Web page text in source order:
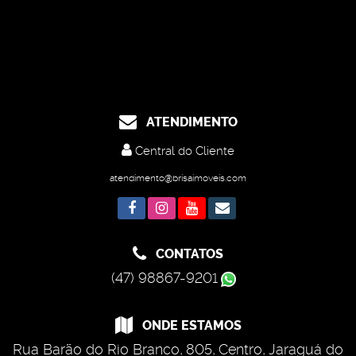
ATENDIMENTO
Central do Cliente
atendimento@brisaimoveis.com
CONTATOS
(47) 98867-9201
ONDE ESTAMOS
Rua Barão do Rio Branco, 805, Centro, Jaraguá do